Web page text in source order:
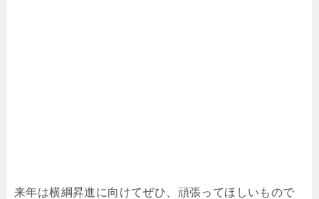
来年は横綱昇進に向けてぜひ、頑張ってほしいもので